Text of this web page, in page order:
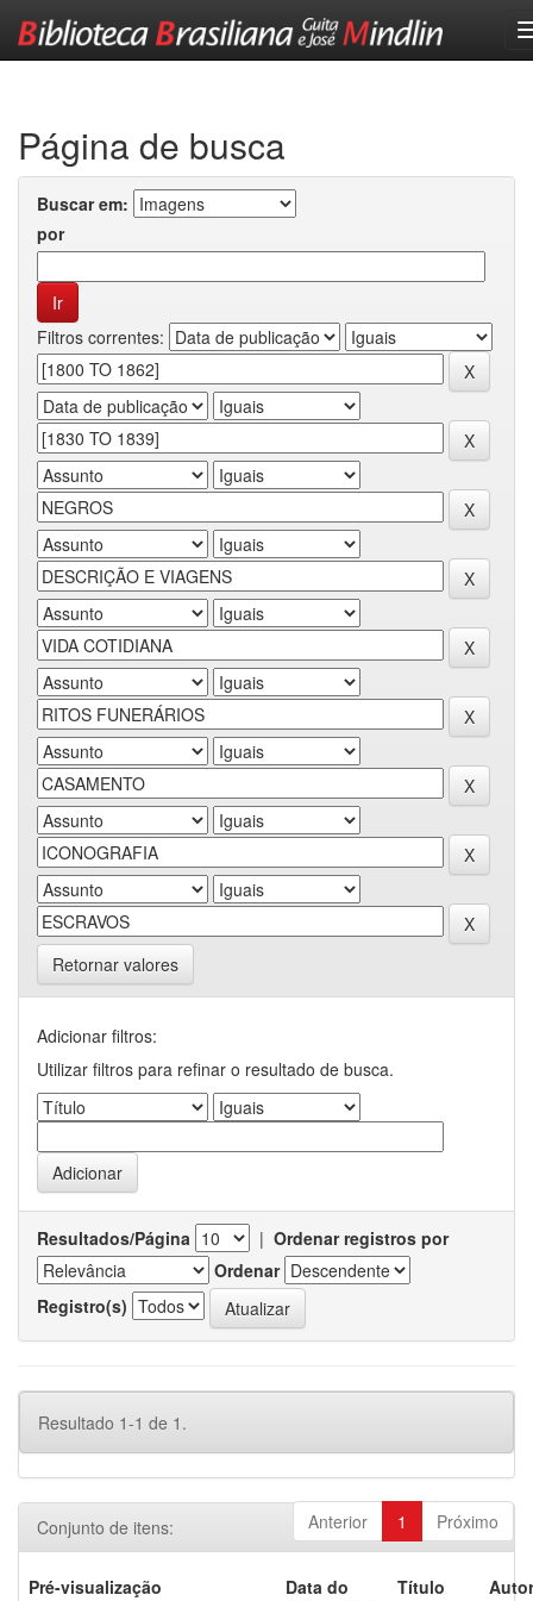
Página de busca
Buscar em:
por
Filtros correntes:
Retornar valores
Adicionar filtros:
Utilizar filtros para refinar o resultado de busca.
Resultados/Página | Ordenar registros por
Ordenar
Registro(s)
Resultado 1-1 de 1.
Anterior 1 Próximo
Conjunto de itens:
Pré-visualização
Data do
Título